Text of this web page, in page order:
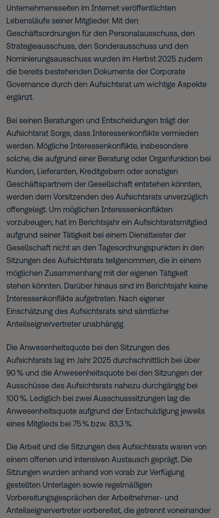
Unternehmensseiten im Internet veröffentlichten
Lebensläufe seiner Mitglieder. Mit den
Geschäftsordnungen für den Personalausschuss, den
Strategieausschuss, den Sonderausschuss und den
Nominierungsausschuss wurden im Herbst 2025 zudem
die bereits bestehenden Dokumente der Corporate
Governance durch den Aufsichtsrat um wichtige Aspekte
ergänzt.
Bei seinen Beratungen und Entscheidungen trägt der
Aufsichtsrat Sorge, dass Interessenkonflikte vermieden
werden. Mögliche Interessenkonflikte, insbesondere
solche, die aufgrund einer Beratung oder Organfunktion bei
Kunden, Lieferanten, Kreditgebern oder sonstigen
Geschäftspartnern der Gesellschaft entstehen könnten,
werden dem Vorsitzenden des Aufsichtsrats unverzüglich
offengelegt. Um möglichen Interessenkonflikten
vorzubeugen, hat im Berichtsjahr ein Aufsichtsratsmitglied
aufgrund seiner Tätigkeit bei einem Dienstleister der
Gesellschaft nicht an den Tagesordnungspunkten in den
Sitzungen des Aufsichtsrats teilgenommen, die in einem
möglichen Zusammenhang mit der eigenen Tätigkeit
stehen könnten. Darüber hinaus sind im Berichtsjahr keine
Interessenkonflikte aufgetreten. Nach eigener
Einschätzung des Aufsichtsrats sind sämtliche
Anteilseignervertreter unabhängig.
Die Anwesenheitsquote bei den Sitzungen des
Aufsichtsrats lag im Jahr 2025 durchschnittlich bei über
90 % und die Anwesenheitsquote bei den Sitzungen der
Ausschüsse des Aufsichtsrats nahezu durchgängig bei
100 %. Lediglich bei zwei Ausschusssitzungen lag die
Anwesenheitsquote aufgrund der Entschuldigung jeweils
eines Mitglieds bei 75 % bzw. 83,3 %.
Die Arbeit und die Sitzungen des Aufsichtsrats waren von
einem offenen und intensiven Austausch geprägt. Die
Sitzungen wurden anhand von vorab zur Verfügung
gestellten Unterlagen sowie regelmäßigen
Vorbereitungsgesprächen der Arbeitnehmer- und
Anteilseignervertreter vorbereitet, die getrennt voneinander